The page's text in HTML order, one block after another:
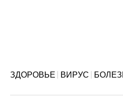
ЗДОРОВЬЕ ВИРУС